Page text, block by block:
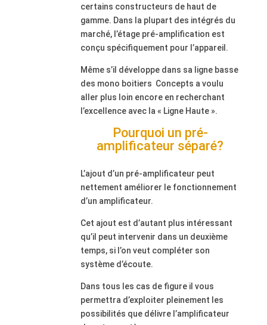
certains constructeurs de haut de
gamme. Dans la plupart des intégrés du
marché, l’étage pré-amplification est
conçu spécifiquement pour l’appareil.
Même s’il développe dans sa ligne basse
des mono boitiers Concepts a voulu
aller plus loin encore en recherchant
l’excellence avec la « Ligne Haute ».
Pourquoi un pré-
amplificateur séparé?
L’ajout d’un pré-amplificateur peut
nettement améliorer le fonctionnement
d’un amplificateur.
Cet ajout est d’autant plus intéressant
qu’il peut intervenir dans un deuxième
temps, si l’on veut compléter son
système d’écoute.
Dans tous les cas de figure il vous
permettra d’exploiter pleinement les
possibilités que délivre l’amplificateur